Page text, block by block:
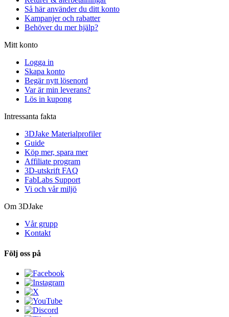
Så här använder du ditt konto
Kampanjer och rabatter
Behöver du mer hjälp?
Mitt konto
Logga in
Skapa konto
Begär nytt lösenord
Var är min leverans?
Lös in kupong
Intressanta fakta
3DJake Materialprofiler
Guide
Köp mer, spara mer
Affiliate program
3D-utskrift FAQ
FabLabs Support
Vi och vår miljö
Om 3DJake
Vår grupp
Kontakt
Följ oss på